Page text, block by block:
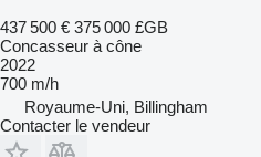
437 500 € 375 000 £GB
Concasseur à cône
2022
700 m/h
Royaume-Uni, Billingham
Contacter le vendeur